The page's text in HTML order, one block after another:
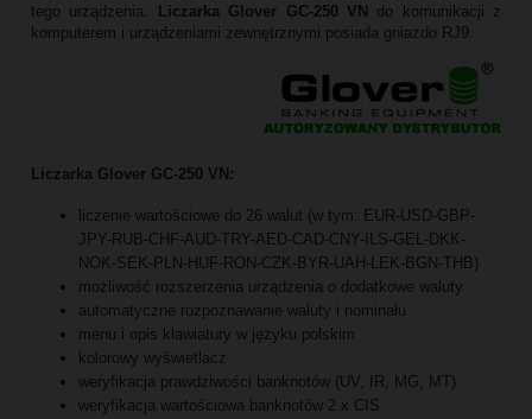
tego urządzenia.
Liczarka Glover GC-250 VN do komunikacji z
komputerem i urządzeniami zewnętrznymi posiada gniazdo RJ9.
Liczarka Glover GC-250 VN:
liczenie wartościowe do 26 walut (w tym: EUR-USD-GBP-
JPY-RUB-CHF-AUD-TRY-AED-CAD-CNY-ILS-GEL-DKK-
NOK-SEK-PLN-HUF-RON-CZK-BYR-UAH-LEK-BGN-THB)
możliwość rozszerzenia urządzenia o dodatkowe waluty
automatyczne rozpoznawanie waluty i nominału
menu i opis klawiatury w języku polskim
kolorowy wyświetlacz
weryfikacja prawdziwości banknotów (UV, IR, MG, MT)
weryfikacja wartościowa banknotów 2 x CIS